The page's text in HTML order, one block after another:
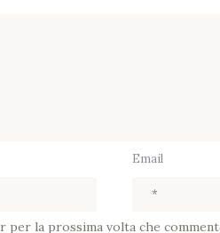
Email
per la prossima volta che